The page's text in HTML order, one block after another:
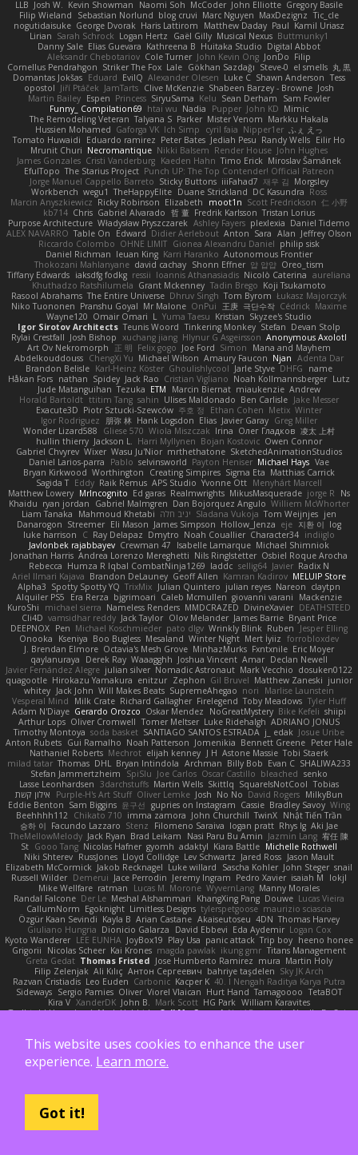
LLB Josh W. Kevin Showman Naomi Soh McCoder John Elliotte Gregory Basile
Filip Wieland
Sebastian Norlund blog cruvi Marc Nguyen MaxDezignz Tic_cle
nogutidaisuke George Dvorak Haris Lattirom Matthew Daday Paul Kamil Uriasz
Lirian Sarah Schrock Logan Hertz Gaël Gilly Musical Nexus Buttmunky1
Danny Sale Elias Guevara Kathreena B Huitaka Studio Digital Abbot
Aleksandr Chebotariov Cole Turner John Kevin Ong JonDo Filip
Cornellus Pendrahgon Striker The Fox Lale Gökhan Sazdağı Steve-0 el smells 丸 黒
Domantas Jokšas Eduard EvilQ Alexander Olesen Luke C Shawn Anderson Tess
opostol Jiří Ptáček JamTarts Clive McKenzie Shabeen Barzey - Browne Josh
Martin Bailey Espen Princess SiryuSama Kelu Sean Derham
Sam Fowler
Funny_ Compilation69 htai wu Nadia Pupper John KD Mimic
The Remodeling Veteran Talyana S Parker Mister Venom Markku Hakala
Hussien Mohamed Gaforga VK Ich Simp cyril faia Nipper1er
ふぇ えっ
Tomato Huwaidi
Eduardo ramirez Peter Bates Jediah Pesu Randy Wells Eilir Ho
Mrunit Churi Necromantique Nikki Balsem Render House John Hughes
James Gonzales Cristi Vanderburg Kaeden Hahn Timo Erick Miroslav Šamánek
EfulTopo The Starius Project Punch UP: The Top Contender! Official Patreon
Jorge Manuel Cappello Barreto Sticky Buttons iiiFahad7 재우 김 Morgsley
Workbench wegu1 TheHappyElite Duane Strickland DC Kasundra Ross
Marcin Anyszkiewicz Ricky Robinson Elizabeth moot1n Scott Fredrickson 仁 小野
kb714 Chris Gabriel Alvarado 哲 董 Fredrik Karlsson Tristan Lorius
Purpose Architecture Władysław Pryszczarek Ashley Fayers plexlexia Daniel Tidemo
ALEX NAVARRO Table On Edward Didier Aerlebout Anton Sara Alan Jeffrey Olson
Riccardo Colombo OHNE LIMIT Gionea Alexandru Daniel philip sisk
Daniel Richman Ieuan King Karri Haranko Autonomous Frontier
Thokozani Mahlanyane david cachay Shonn Effner 얍 얍얍 Oreo_tism
Tiffany Edwards iaksdfg fodkg ressii Ioannis Athanasiadis Nicolò Caterina aureliana
Khuthadzo Ratshilumela Grant Mckenney Tadin Brego Koji Tsukamoto
Rasool Abrahams The Entire Universe Dhruv Singh Tom Byrom Łukasz Majorczyk
Niko Tuononen Pranshu Goyal Mr Malone OnPui 王庚 극단수작 Cédrick Maxime
Wayne120 Omair Omari L Yuma Taesu Kristian Skyzee's Studio
Igor Sirotov Architects Teunis Woord Tinkering Monkey Stefan Devan Stolp
Rylai Crestfall Josh Bishop xuchang jiang Hlynur G Asgeirsson Anonymous Axolotl
Art Ov Nekromorph
正 明 Felix gogo Joe Ford Simon
Mana and Mayhem
Abdelkouddouss ChengXi Yu Michael Wilson Amaury Faucon Njan Adenta Dar
Brandon Belisle Karl-Heinz Köster Ghoulishlycool Jarle Styve DHFG
name
Håkan Fors nathan Spidey Jack Rao Cristian Vigliano Noah Kollmannsberger Lutz
Jude Matanguihan Tezuka ETM Marcin Biernat miaukenzie Andrew
Horald Bartoldt ttitim Tang sahin Ulises Maldonado Ben Carlisle Jake Messer
Exacute3D Piotr Sztucki-Szewców 주호 정 Ethan Cohen Metix Winter
Igor Rodriguez
朋弥 林 Hank Logsdon Elias Javier Garay Greg Miller
Wonder Lizard588
Gliese 570 Wiola Miszczak Irina Олег Гладков 凌太 上村
hullin thierry Jackson L. Harri Myllynen Bojan Kostovic Owen Connor
Gabriel Chvyrev Wixer Wasu Ju'Nior mrthethatone SketchedAnimationStudios
Daniel Larios-parra
Pablo selvinsworld Payton Heniser Michael Hays Vae
Bryan Kirkwood Worthington Creating Simpires Sigma Eta Matthias Carrick
Sagida T Eddy Raik Remus APS Studio Yvonne Ott Menyhárt Marcell
Matthew Lowery MrIncognito Ed garas Realmwrights MikusMasquerade jorge R
Ns
Khaidu ryan jordan Gabriel Malmgren Dan Bojorquez Angulo Williem McWhorter
Liam Tanaka
Mahmoud Khetabi יניב חלה Sladana Vukoja Tom Weijnjes jen
Danarogon Streemer Eli Mason James Simpson Hollow_Jenza eje 지환 이 log
luke harrison
C Ray Delapaz Dmytro Noah Couallier Character34 indiiglo
Javlonbek rajabbayev Crewman 47 Isabelle Lamarque Michael Shimniok
Jonathan Harris Andrea Lorenzo Mereghetti Nils Ringlstetter Osbiel Roque Arocha
Rebecca Humza R Iqbal CombatNinja1269 laddc sellig64 Javier Radix N
Ariel Ilmari Kajava Brandon DeLauney Geoff Allen Kamran Kadirov MELUIP Store
Alpha3 Spotty Spotty YQ TrixMix Julian Quintero julian reyes Nareon claytpn
Alquiler PS5
Era Rerza bjgrimoari Caleb Mcmullen giovanni varani
Mackenzie
KuroShi
michael sierra Nameless Renders MMDCRAZED DivineXavier DEATHSTEED
Cli4D vamsidhar reddy Jack Taylor Olov Melander James Barrie Bryant Price
DEEPNOX Pen Michael Koschmieder pato dlgv Wrinkly Blink Ruben
Jesper Elling
Onooka
Kseniya Boo Bugless Mesaland Winter Night Mert İyiiz forrobloxdev
J. Brendan Elmore Octavia's Mesh Grove MinhazMurks Fxntxnile Eric Moyer
qaylanuraya
Derek Ray Waaagghh Joshua Vincent Amar Declan Newell
Javier Fernández Alegre julian silver Nomadic Astronaut Mark Vecchio dosuken0122
quagootle Hirokazu Yamakura enitzur Zephon Gil Bruvel Matthew Zaneski junior
whitey Jack John Will Makes Beats SupremeAhegao nori
Marlise Launstein
Vesperal Mind
Milk Crate Richard Gallagher Firelegend Toby Meadows Tyler Huff
Adam N'Diaye Gerardo Orozco Oskar Mendez NoGreatMystery Bike Kefeli shiipi
Arthur Lops Oliver Cromwell Tomer Meltser Luke Ridehalgh ADRIANO JONUS
Timothy Montoya soda basket SANTIAGO SANTOS ESTRADA j_ edak Josue Uribe
Anton Rubets Gui Ramalho Noah Patterson Jomenikia Bennett Greene Peter Hale
Nathaniel Roberts Mechrot elijah kenney J H Astone Massie Tobi Staerk
milad tatar Thomas DHL Bryan Intindola Archman Billy Bob Evan C SHALIWA233
Stefan Jammertzheim
SpiSlu Joe Carlos Oscar Castillo bleached senko
Lasse Leonhardsen
3darchstuffs Martin Wells Skittlq SquareIsNotCool Tobias
אילון קשת
Purple-H's Art Stuff Oliver Lemke Josh No No David Rogers MilkyBun
Eddie Benton Sam Biggins 윤구선 gupries on Instagram Cassie Bradley Savoy Wing
Beehhhh112
Chikato 710 imma zamora John Churchill TwinX Nhật Tiến Trần
승하 이 Facundo Lazzaro Stenz Filomeno Saraiva logan pratt Rhys lg Aki Jae
TheMellowMelody Jack Ryan Brad Leikam Nasi Paru Bu Amin Jazmin Lang 宥任 陳
St Gooo Tang Nicolas Hafner gyomh adaktyl Kiara Battle Michelle Rothwell
Niki Shterev RussJones Lloyd Collidge Lev Schwartz Jared Ross Jason Mault
Elizabeth McCormick Jakob Recknagel Luke willard Sascha Kohler John Steger snail
Russell Wilder Demerui Jace Perrodin Jeremy Ingram Pedro Xavier isaiah M
lokjl
Mike Wellfare ratman Lucas M. Morone WyvernLang Manny Morales
Randal Falcone Der Le Meshal Alshammari KhangXing Pang Douwe Lucas Vieira
CallumNorm Egoknight Limitless Designs tylerspetgoose maurizio sciascia
Özgür Kaan Sevindi Kayla B Arian Castane Akaiseutoseu 4DN Thomas Harvey
Giuliano Hungria Dionicio Galarza David Ebbevi Eda Aydemir Logan Cox
Kyoto Wanderer LEE EUNHA JoyBox19 Play Usa panic attack Trip boy heeno honee
Grigorii
Nicolas Scheer Kai Krones magda pawlak ikung gmr Titans Management
Greta Gedat Thomas Fristed Jose Humberto Ramirez mura Martin Holy
Filip Zelenjak Ali Kılıç Антон Сергеевич bahriye taşdelen Sky JK Arch
Razvan Cristiadis Leo Euden Carbonic Kacper K 40. I Nengah Raditya Karya Putra
Sideways Sergio Pamies Oliver Viorel Vlaican Hurt Hand Tamagoooo TetaBOT
Kira V XanderDK John B. Mark Scott HG Park William Karavites
Trollstuhl HagenLord Mark Habbish Call Me Sensei NotARectangle Noelle DeCuir
MeTheManwich iosgamertool Bob Ashton INFADEL Devin Mattox Jon Martello
Dan Wheatley Md. Wasif Anjum Lewis of the Rat Brigade
Pav North Mike Rogers
CGSpoon
gubi
Matias Vialagro lininx66
This website uses cookies to enhance the user
experience. Learn more.
Got it!